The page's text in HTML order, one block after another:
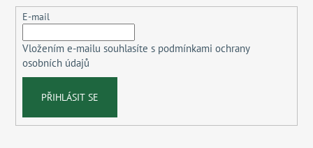
E-mail
Vložením e-mailu souhlasíte s podmínkami ochrany
osobních údajů
PŘIHLÁSIT SE